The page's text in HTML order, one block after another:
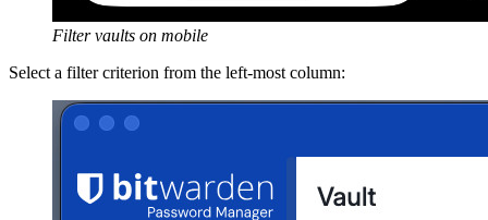
Filter vaults on mobile
Select a filter criterion from the left-most column: